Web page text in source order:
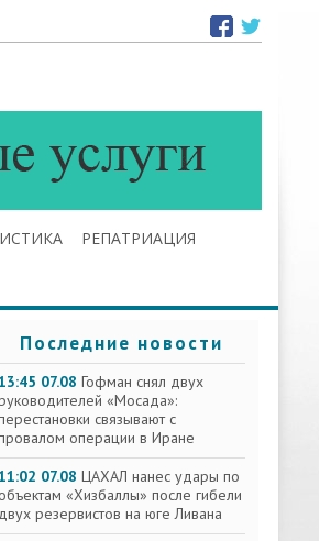
РЕПАТРИАЦИЯ
Последние новости
07.08 Гофман снял двух
«Мосада»:
связывают с
операции в Иране
07.08 ЦАХАЛ нанес удары по
«Хизбаллы» после гибели
двух резервистов на юге Ливана